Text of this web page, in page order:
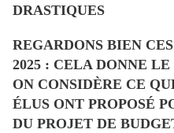
DRASTIQUES
REGARDONS BIEN
2025 : CELA DONNE
ON CONSIDÈRE CE
ÉLUS ONT PROPOSÉ
DU PROJET DE